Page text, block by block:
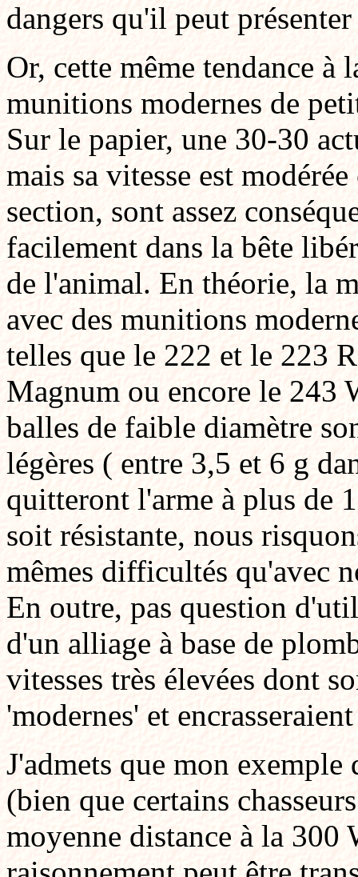
dangers qu'il peut
Or, cette même tendance à
munitions modernes de
Sur le papier, une 30-30
mais sa vitesse est
section, sont assez
facilement dans la bête
de l'animal. En théorie, la
avec des munitions
telles que le 222 et le 223
Magnum ou encore le 243
balles de faible diamètre
légères ( entre 3,5 et 6 g
quitteront l'arme à plus de
soit résistante, nous
mêmes difficultés qu'avec
En outre, pas question
d'un alliage à base de
vitesses très élevées dont
'modernes' et
J'admets que mon
(bien que certains
moyenne distance à la